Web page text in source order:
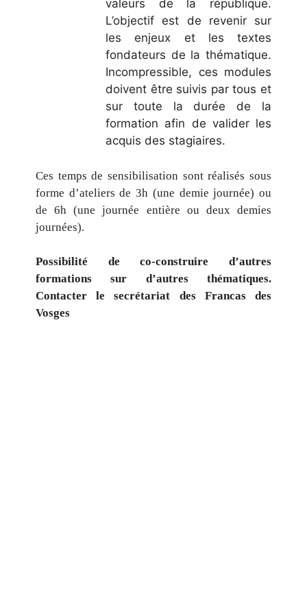
valeurs de la république.
L’objectif est de revenir sur
les enjeux et les textes
fondateurs de la thématique.
Incompressible, ces modules
doivent être suivis par tous et
sur toute la durée de la
formation afin de valider les
acquis des stagiaires.
Ces temps de sensibilisation sont réalisés sous
forme d’ateliers de 3h (une demie journée) ou
de 6h (une journée entière ou deux demies
journées).
Possibilité de co-construire d’autres
formations sur d’autres thématiques.
Contacter le secrétariat des Francas des
Vosges